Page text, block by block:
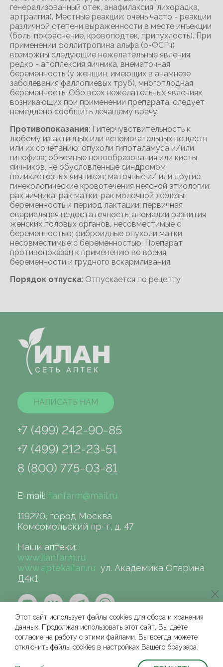
генерализованный отек, анафилаксия, лихорадка,
артралгия). Местные реакции: очень часто - реакции
различной степени выраженности в месте инъекции
(боль, покраснение, кровоподтек, припухлость). При
применении фоллитропина альфа (р-ФСГч)
возможны следующие нежелательные явления:
редко - апоплексия яичника, внематочная
беременность (у женщин, имеющих в анамнезе
заболевания фаллопиевых труб), многоплодная
беременность. Обо всех нежелательных явлениях,
возникающих при применении препарата, следует
немедлено сообщить лечащему врачу.
Противопоказания: Гиперчувствительность к
любому из активных или вспомогательных веществ
или их сочетанию; опухоли гипоталамуса и/или
гипофиза; объемные новообразования или кисты
яичников, не обусловленные синдромом
поликистозных яичников; маточные и/ или другие
гинекологические кровотечения неясной этиологии;
рак яичника, рак матки, рак молочной железы;
беременность и период лактации; первичная
овариальная недостаточность; аномалии развития
женских половых органов, несовместимые с
беременностью; фиброидные опухоли матки,
несовместимые с беременностью. Препарат
противопоказан к применению во время
беременности и грудного вскармливания.
Порядок отпуска: Отпускается по рецепту
НАПИСАТЬ НАМ
+7 (499) 242-90-85
+7 (499) 212-23-51
8 (800) 775-03-81
E-mail: ilanfarm@mail.ru
119270, город Москва
Комсомольский пр-т, д. 47
Наши аптеки:
www.ilanfarm.ru
www.aptekailan.ru ул. Академика Опарина
Д4к1
©сеть аптек «ИЛАН», 2004-2026
Этот сайт использует файлы cookies для сбора и хранения
данных. Продолжая использовать этот сайт, Вы даете
согласие на работу с этими файлами. Вы всегда можете
отключить файлы cookies в настройках Вашего браузера.